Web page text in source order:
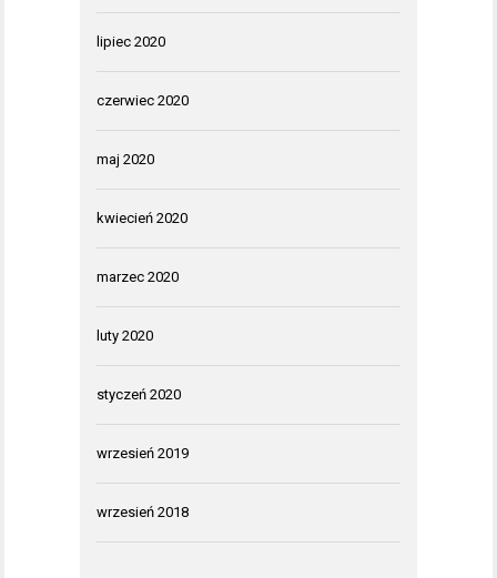
lipiec 2020
czerwiec 2020
maj 2020
kwiecień 2020
marzec 2020
luty 2020
styczeń 2020
wrzesień 2019
wrzesień 2018